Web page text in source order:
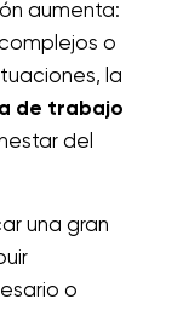
aumenta:
o
la
de trabajo
del
una gran
o